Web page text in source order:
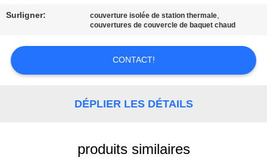
PLAN
DU
SITE
Surligner: couverture isolée de station thermale,
couvertures de couvercle de baquet chaud
CONTACT!
DÉPLIER LES DÉTAILS
produits similaires